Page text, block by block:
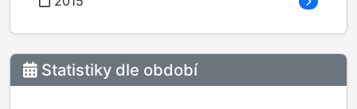
Statistiky dle období